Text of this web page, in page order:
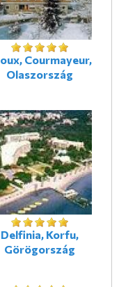
Courmayeur,
Olaszország
Delfinia, Korfu,
Görögország